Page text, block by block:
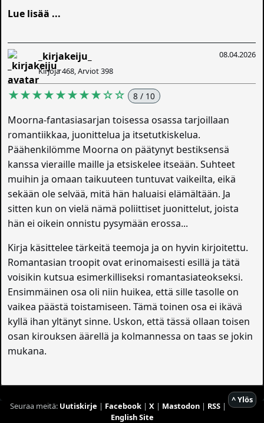
Lue lisää ...
08.04.2026
_kirjakeiju_
Kirjoja 468, Arviot 398
★★★★★★★★☆☆ 8 / 10
Moorna-fantasiasarjan toisessa osassa tarjoillaan
romantiikkaa, juonittelua ja itsetutkiskelua.
Päähenkilömme Moorna on päätynyt bestiksensä
kanssa vieraille maille ja etsiskelee itseään. Suhteet
muihin ja omaan taikuuteen tuntuvat vaikeilta, eikä
sekään ole selvää, mitä hän haluaisi elämältään. Ja
sitten kun on vielä nämä poliittiset juonittelut, joista
hän ei oikein onnistu pysymään erossa...
Kirja käsittelee tärkeitä teemoja ja on hyvin kirjoitettu.
Romantasian troopit ovat erinomaisesti esillä ja tätä
voisikin kutsua esimerkilliseksi romantasiateokseksi.
Ensimmäinen osa oli niin huikea, että sille tasolle on
vaikea päästä toistamiseen. Tämä toinen osa ei ikävä
kyllä ihan yltänyt sinne. Uskon, että tässä ollaan toisen
osan kirouksen äärellä ja kolmannessa on taas se jokin
mukana.
^ Ylös
Seuraa meitä: Uutiskirje | Facebook| X| Mastodon| RSS|
English Site